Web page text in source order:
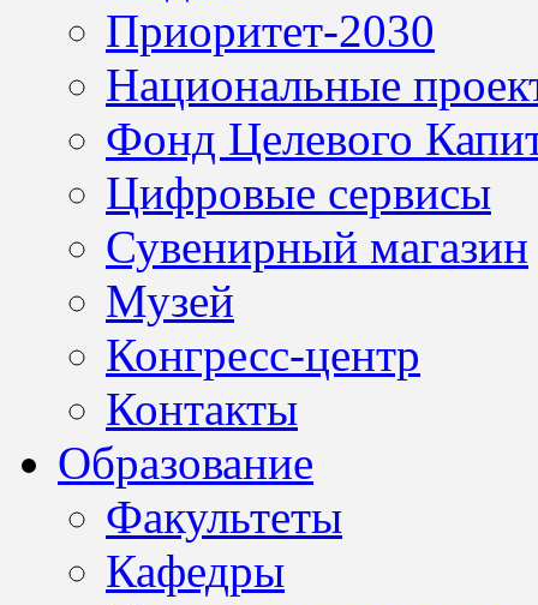
Приоритет-2030
Национальные
Фонд Целевого
Цифровые сервисы
Сувенирный магазин
Музей
Конгресс-центр
Контакты
Образование
Факультеты
Кафедры